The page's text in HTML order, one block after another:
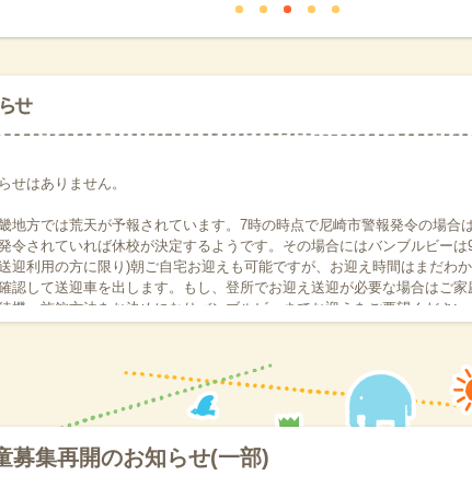
せはありません。
地方では荒天が予報されています。7時の時点で尼崎市警報発令の場合
令されていれば休校が決定するようです。その場合にはバンブルビー
迎利用の方に限り)朝ご自宅お迎えも可能ですが、お迎え時間はまだわ
認して送迎車を出します。もし、登所でお迎え送迎が必要な場合はご
機、施錠方法をお決めになりバンブルビーまでお迎えをご要望ください
畿地方では荒天が予報されています。7時の時点で警報発令(尼崎市は発
校が決定するようです。その場合にはバンブルビーは8時から開室となり
ます。もし、登所でお迎え送迎が必要な場合はご家庭の方でお子様と連
めになりバンブルビーまでお迎えをご要望ください。また、その他のみ
募集再開のお知らせ(一部)